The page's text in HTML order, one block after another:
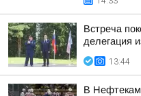
Встреча
делегация
13:44
В